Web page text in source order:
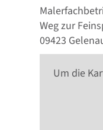
Weg zur
09423
Um die